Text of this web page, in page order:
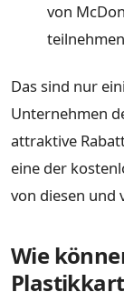
von
Das sind nur
Unternehmen
attraktive
eine der
von diesen und
Wie